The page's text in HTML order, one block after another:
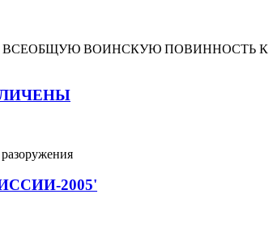
ВСЕОБЩУЮ ВОИНСКУЮ ПОВИННОСТЬ К
2005'